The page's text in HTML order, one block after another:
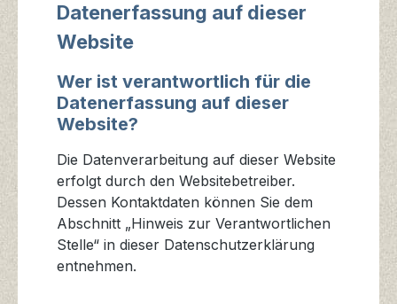
Datenerfassung auf dieser
Website
Wer ist verantwortlich für die
Datenerfassung auf dieser
Website?
Die Datenverarbeitung auf dieser Website
erfolgt durch den Websitebetreiber.
Dessen Kontaktdaten können Sie dem
Abschnitt „Hinweis zur Verantwortlichen
Stelle“ in dieser Datenschutzerklärung
entnehmen.